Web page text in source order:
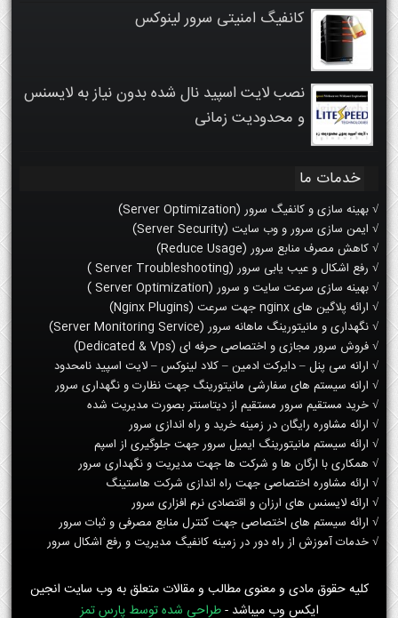
کانفیگ امنیتی سرور لینوکس
نصب لایت اسپید نال شده بدون نیاز به لایسنس
و محدودیت زمانی
خدمات ما
√ بهینه سازی و کانفیگ سرور (Server Optimization)
√ ایمن سازی سرور و وب سایت (Server Security)
√ کاهش مصرف منابع سرور (Reduce Usage)
√ رفع اشکال و عیب یابی سرور (Server Troubleshooting )
√ بهینه سازی سرعت سایت و سرور (Server Optimization )
√ ارائه پلاگین های nginx جهت سرعت (Nginx Plugins)
√ نگهداری و مانیتورینگ ماهانه سرور (Server Monitoring Service)
√ فروش سرور مجازی و اختصاصی حرفه ای (Dedicated & Vps)
√ ارانه سی پنل – دایرکت ادمین – کلاد لینوکس – لایت اسپید نامحدود
√ ارانه سیستم های سفارشی مانیتورینگ جهت نظارت و نگهداری سرور
√ خرید مستقیم سرور مستقیم از دیتاسنتر بصورت مدیریت شده
√ ارائه مشاوره رایگان در زمینه خرید و راه اندازی سرور
√ ارائه سیستم مانیتورینگ ایمیل سرور جهت جلوگیری از اسپم
√ همکاری با ارگان ها و شرکت ها جهت مدیریت و نگهداری سرور
√ ارائه مشاوره اختصاصی جهت راه اندازی شرکت هاستینگ
√ ارائه لایسنس های ارزان و اقتصادی نرم افزاری سرور
√ ارائه سیستم های اختصاصی جهت کنترل منابع مصرفی و ثبات سرور
√ خدمات آموزش از راه دور در زمینه کانفیگ مدیریت و رفع اشکال سرور
کلیه حقوق مادی و معنوی مطالب و مقالات متعلق به وب سایت انجین
ایکس وب میباشد -طراحی شده توسط پارس تمز